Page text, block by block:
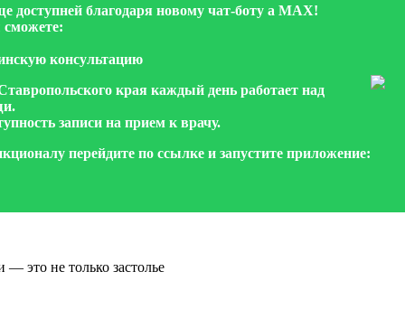
доступней благодаря новому чат-боту а МАХ!
консультацию
края каждый день работает над
записи на прием к врачу.
перейдите по ссылке и запустите приложение:
это не только застолье